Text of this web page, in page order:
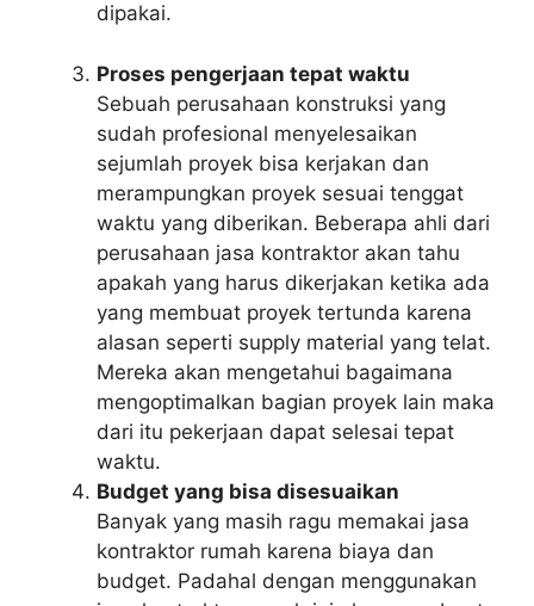
dipakai.
Proses pengerjaan tepat waktu
Sebuah perusahaan konstruksi yang
sudah profesional menyelesaikan
sejumlah proyek bisa kerjakan dan
merampungkan proyek sesuai tenggat
waktu yang diberikan. Beberapa ahli dari
perusahaan jasa kontraktor akan tahu
apakah yang harus dikerjakan ketika ada
yang membuat proyek tertunda karena
alasan seperti supply material yang telat.
Mereka akan mengetahui bagaimana
mengoptimalkan bagian proyek lain maka
dari itu pekerjaan dapat selesai tepat
waktu.
Budget yang bisa disesuaikan
Banyak yang masih ragu memakai jasa
kontraktor rumah karena biaya dan
budget. Padahal dengan menggunakan